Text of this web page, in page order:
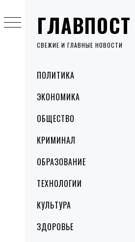
ГЛАВПОСТ
СВЕЖИЕ И ГЛАВНЫЕ НОВОСТИ
MenuПОЛИТИКА
ЭКОНОМИКА
ОБЩЕСТВО
КРИМИНАЛ
ОБРАЗОВАНИЕ
ТЕХНОЛОГИИ
КУЛЬТУРА
ЗДОРОВЬЕ
to
content